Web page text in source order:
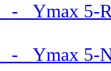
- Ymax 5-
- Ymax 5-